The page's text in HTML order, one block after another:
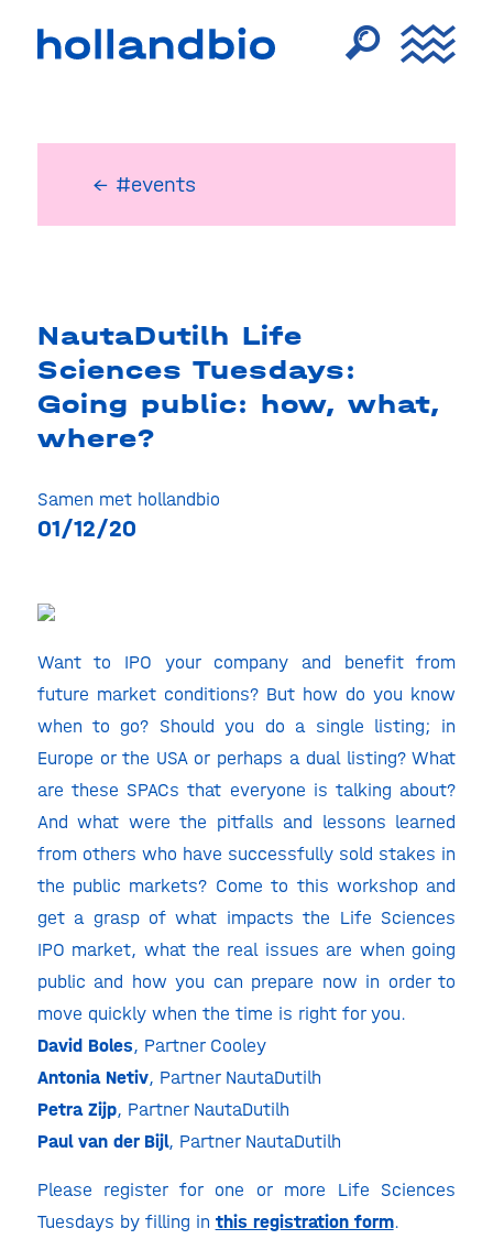
← #events
NautaDutilh Life
Sciences Tuesdays:
Going public: how, what,
where?
Samen met hollandbio
01/12/20
Want to IPO your company and benefit from
future market conditions? But how do you know
when to go? Should you do a single listing; in
Europe or the USA or perhaps a dual listing? What
are these SPACs that everyone is talking about?
And what were the pitfalls and lessons learned
from others who have successfully sold stakes in
the public markets? Come to this workshop and
get a grasp of what impacts the Life Sciences
IPO market, what the real issues are when going
public and how you can prepare now in order to
move quickly when the time is right for you.
David Boles, Partner Cooley
Antonia Netiv, Partner NautaDutilh
Petra Zijp, Partner NautaDutilh
Paul van der Bijl, Partner NautaDutilh
Please register for one or more Life Sciences
Tuesdays by filling in this registration form.